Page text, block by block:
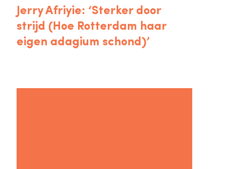
Jerry Afriyie: ‘Sterker door
strijd (Hoe Rotterdam haar
eigen adagium schond)’